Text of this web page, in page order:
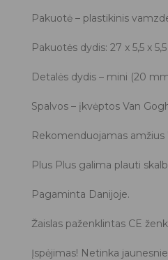
Pakuotė – plastikinis
Pakuotės dydis: 27 x 5,5 x
Detalės dydis – mini (20
Spalvos – įkvėptos Van
Rekomenduojamas amžius
Plus Plus galima plauti
Pagaminta Danijoje.
Žaislas paženklintas CE
Įspėjimas! Netinka